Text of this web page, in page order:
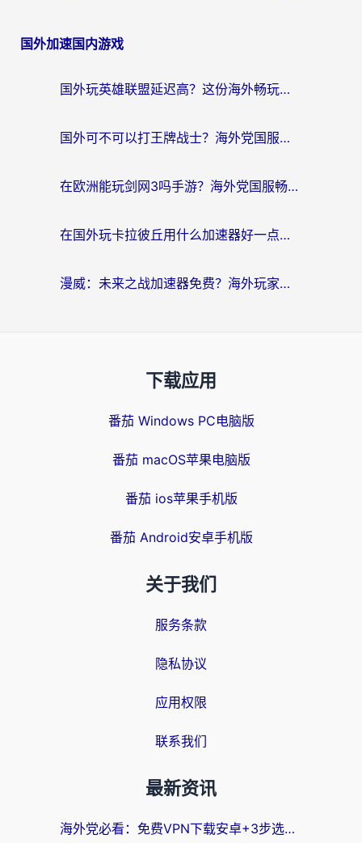
国外加速国内游戏
国外玩英雄联盟延迟高？这份海外畅玩国服游戏的加速器终极指南帮你搞定
国外可不可以打王牌战士？海外党国服游戏加速终极指南（附3款热门游戏实测）
在欧洲能玩剑网3吗手游？海外党国服畅玩终极攻略（附三大热门游戏解决方案）
在国外玩卡拉彼丘用什么加速器好一点？海外党亲测有效的国服游戏加速指南
漫威：未来之战加速器免费？海外玩家国服畅玩终极指南（附一梦江湖弈剑行解决方案）
下载应用
番茄 Windows PC电脑版
番茄 macOS苹果电脑版
番茄 ios苹果手机版
番茄 Android安卓手机版
关于我们
服务条款
隐私协议
应用权限
联系我们
最新资讯
海外党必看：免费VPN下载安卓+3步选对国外到国内加速器，无缝刷国内资源